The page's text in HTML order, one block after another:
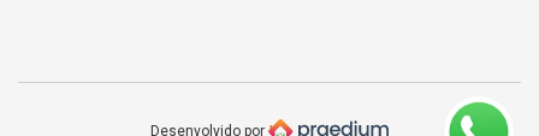
Desenvolvido por